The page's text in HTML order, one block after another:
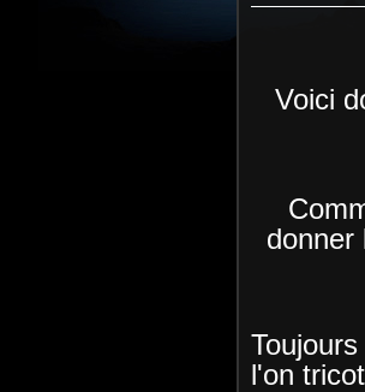
Voici
donner
l'on